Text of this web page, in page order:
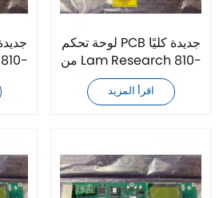
لوحة تحكم PCB جديدة كليًا
من Lam Research 810-
002895-201
اقرأ المزيد